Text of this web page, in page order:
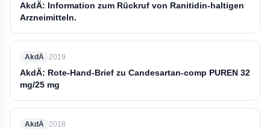
AkdÄ: Information zum Rückruf von Ranitidin-haltigen
Arzneimitteln.
AkdÄ 2019
AkdÄ: Rote-Hand-Brief zu Candesartan-comp PUREN 32
mg/25 mg
AkdÄ 2018